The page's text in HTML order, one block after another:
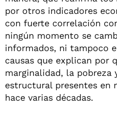
por otros indicadores
con fuerte correlación
ningún momento se
informados, ni tampoco
causas que explican por
marginalidad, la pobreza
estructural presentes en
hace varias décadas.